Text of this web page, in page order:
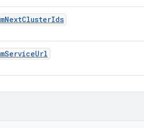
mNextClusterIds
mServiceUrl